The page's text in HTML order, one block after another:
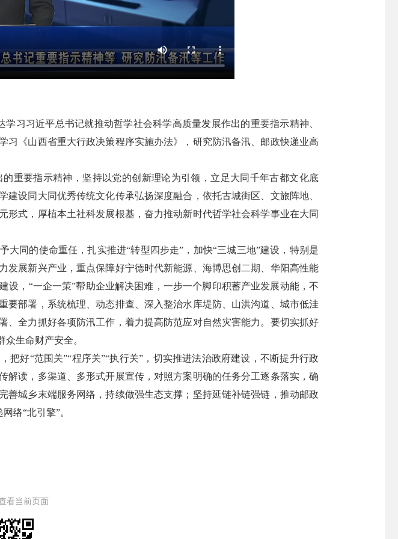
习习近平总书记就推动哲学社会科学高质量发展作出的重要指示精神、
习《山西省重大行政决策程序实施办法》，研究防汛备汛、邮政快递业高
重要指示精神，坚持以党的创新理论为引领，立足大同千年古都文化底
设同大同优秀传统文化传承弘扬深度融合，依托古城街区、文旅阵地、
式，厚植本土社科发展根基，奋力推动新时代哲学社会科学事业在大同
同的使命重任，扎实推进“转型四步走”，加快“三城三地”建设，特别是
展新兴产业，重点保障好宁德时代新能源、海博思创二期、华阳高性能
，“一企一策”帮助企业解决困难，一步一个脚印积蓄产业发展动能，不
部署，系统梳理、动态排查、深入整治水库堤防、山洪沟道、城市低洼
全力抓好各项防汛工作，着力提高防范应对自然灾害能力。要切实抓好
生命财产安全。
好“范围关”“程序关”“执行关”，切实推进法治政府建设，不断提升行政
读，多渠道、多形式开展宣传，对照方案明确的任务分工逐条落实，确
城乡末端服务网络，持续做强生态支撑；坚持延链补链强链，推动邮政
络“北引擎”。
看当前页面